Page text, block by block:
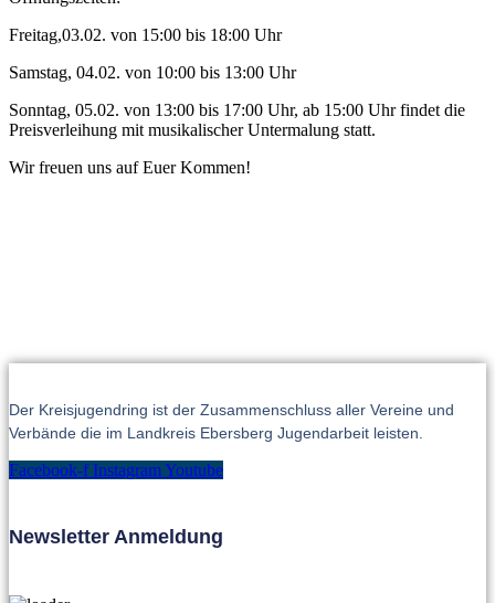
Freitag,03.02. von 15:00 bis 18:00 Uhr
Samstag, 04.02. von 10:00 bis 13:00 Uhr
Sonntag, 05.02. von 13:00 bis 17:00 Uhr, ab 15:00 Uhr findet die
Preisverleihung mit musikalischer Untermalung statt.
Wir freuen uns auf Euer Kommen!
Der Kreisjugendring ist der Zusammenschluss aller Vereine und
Verbände die im Landkreis Ebersberg Jugendarbeit leisten.
Facebook-f InstagramYoutube
Newsletter Anmeldung